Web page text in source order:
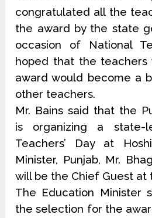
congratulated all the
the award by the state
occasion of National
hoped that the
award would become a
other teachers.
Mr. Bains said that the
is organizing a state-
Teachers’ Day at
Minister, Punjab, Mr.
will be the Chief Guest at
The Education Minister
the selection for the